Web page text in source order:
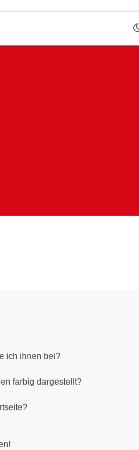
ich ihnen bei?
farbig dargestellt?